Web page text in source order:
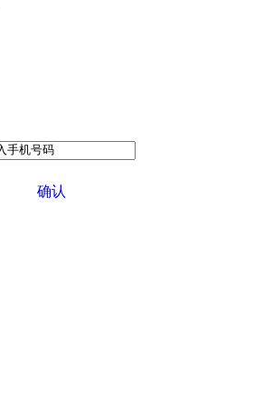
确认